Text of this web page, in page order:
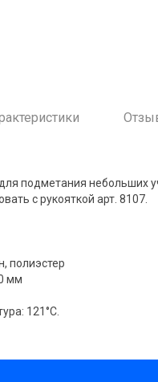
подметания небольших
с рукояткой арт. 8107.
полиэстер
мм
121°С.